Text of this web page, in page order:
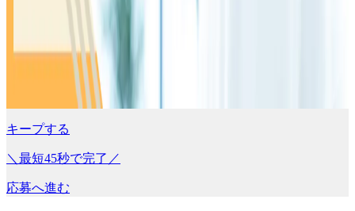
キープする
＼最短45秒で完了／
応募へ進む